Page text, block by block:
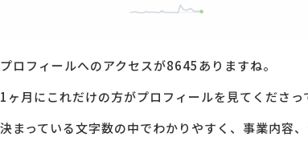
プロフィールへのアクセスが8645ありますね。
1ヶ月にこれだけの方がプロフィールを見てくださっ
決まっている文字数の中でわかりやすく、事業内容